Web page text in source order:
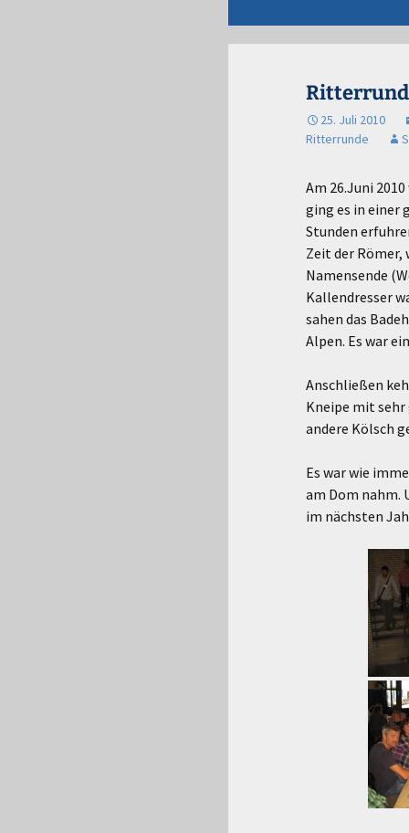
25. Juli 2010
Ritterrunde
Am 26.Juni
ging es in einer
Stunden
Zeit der
Namensende
Kallendresser
sahen das
Alpen. Es war
Anschließen
Kneipe mit sehr
andere Kölsch
Es war wie
am Dom nahm.
im nächsten